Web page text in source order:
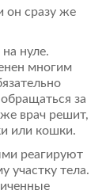
он сразу же
нуле.
многим
за
врач решит,
или кошки.
реагируют
участку тела.